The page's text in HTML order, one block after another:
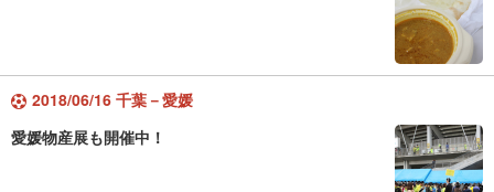
2018/06/16 千葉－愛媛
愛媛物産展も開催中！